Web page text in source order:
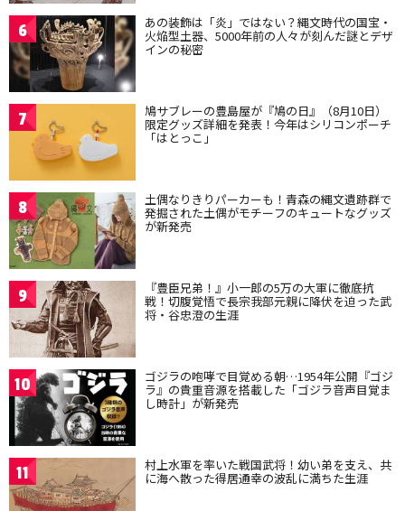
6 あの装飾は「炎」ではない？縄文時代の国宝・
火焔型土器、5000年前の人々が刻んだ謎とデザ
インの秘密
7 鳩サブレーの豊島屋が『鳩の日』（8月10日）
限定グッズ詳細を発表！今年はシリコンポーチ
「はとっこ」
8 土偶なりきりパーカーも！青森の縄文遺跡群で
発掘された土偶がモチーフのキュートなグッズ
が新発売
9 『豊臣兄弟！』小一郎の5万の大軍に徹底抗
戦！切腹覚悟で長宗我部元親に降伏を迫った武
将・谷忠澄の生涯
10 ゴジラの咆哮で目覚める朝…1954年公開『ゴジ
ラ』の貴重音源を搭載した「ゴジラ音声目覚ま
し時計」が新発売
11 村上水軍を率いた戦国武将！幼い弟を支え、共
に海へ散った得居通幸の波乱に満ちた生涯